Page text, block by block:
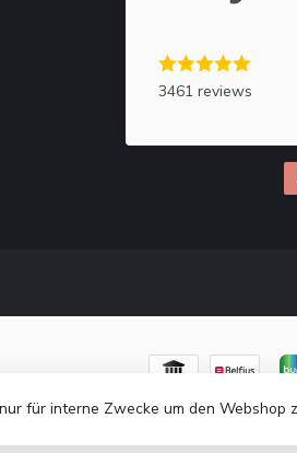
3461 reviews
für interne Zwecke um den Webshop